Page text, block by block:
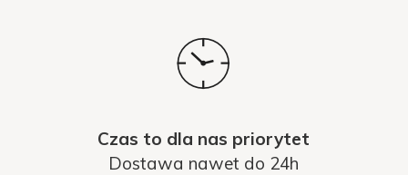
Czas to dla nas priorytet
Dostawa nawet do 24h